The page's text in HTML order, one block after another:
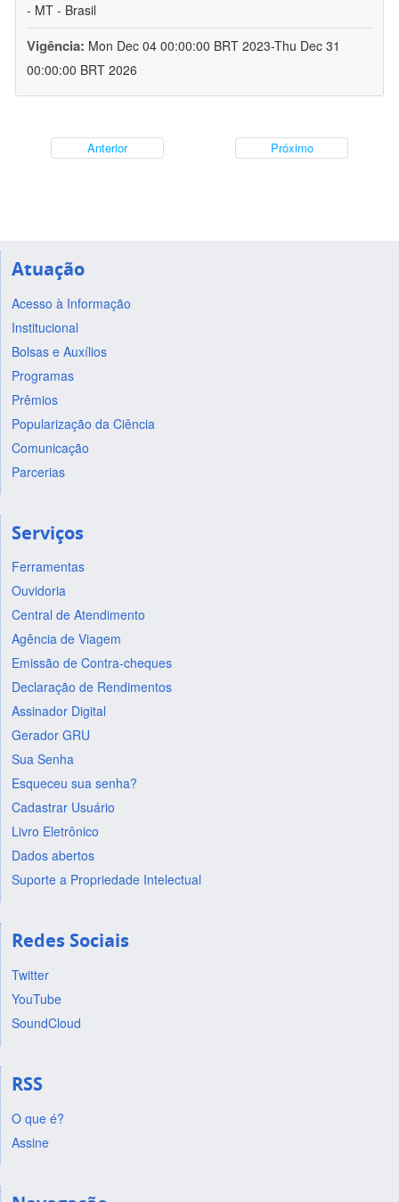
- MT - Brasil
Vigência: Mon Dec 04 00:00:00 BRT 2023-Thu Dec 31
00:00:00 BRT 2026
Anterior Próximo
Atuação
Acesso à Informação
Institucional
Bolsas e Auxílios
Programas
Prêmios
Popularização da Ciência
Comunicação
Parcerias
Serviços
Ferramentas
Ouvidoria
Central de Atendimento
Agência de Viagem
Emissão de Contra-cheques
Declaração de Rendimentos
Assinador Digital
Gerador GRU
Sua Senha
Esqueceu sua senha?
Cadastrar Usuário
Livro Eletrônico
Dados abertos
Suporte a Propriedade Intelectual
Redes Sociais
Twitter
YouTube
SoundCloud
RSS
O que é?
Assine